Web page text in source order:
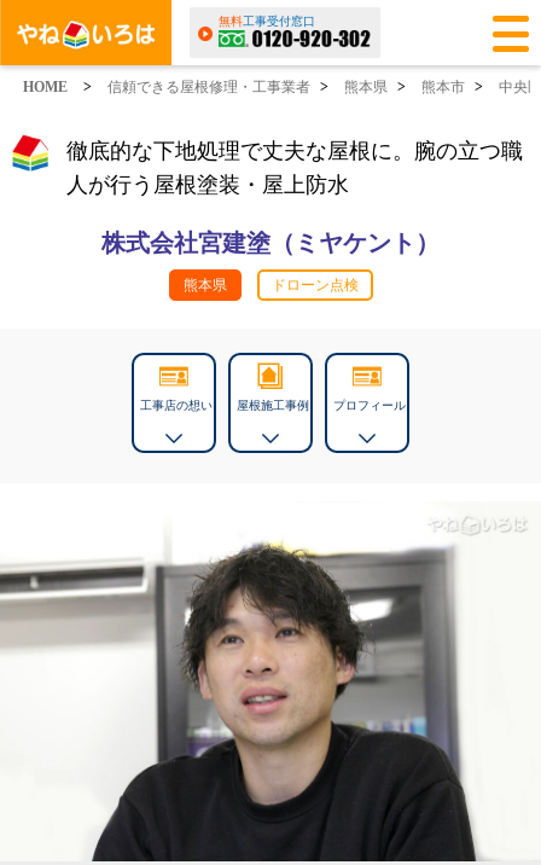
無料工事受付窓口
HOME > 信頼できる屋根修理・工事業者 > 熊本県 > 熊本市 > 中央区
徹底的な下地処理で丈夫な屋根に。腕の立つ職
人が行う屋根塗装・屋上防水
株式会社宮建塗（ミヤケント）
熊本県 ドローン点検
工事店の想い 屋根施工事例 プロフィール